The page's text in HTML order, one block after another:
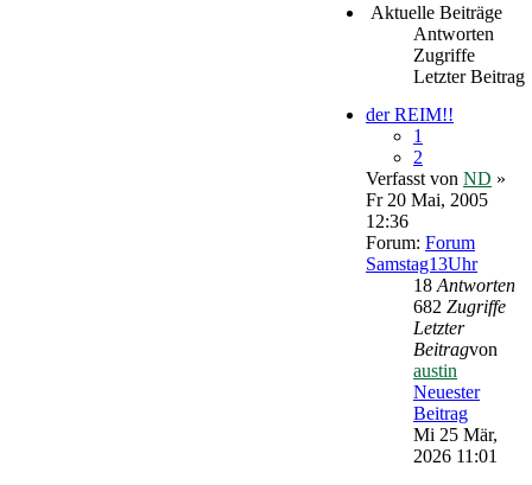
Aktuelle Beiträge
Antworten
Zugriffe
Letzter Beitrag
der REIM!!
1
2
Verfasst von ND »
Fr 20 Mai, 2005
12:36
Forum: Forum
Samstag13Uhr
18 Antworten
682 Zugriffe
Letzter
Beitragvon
austin
Neuester
Beitrag
Mi 25 Mär,
2026 11:01